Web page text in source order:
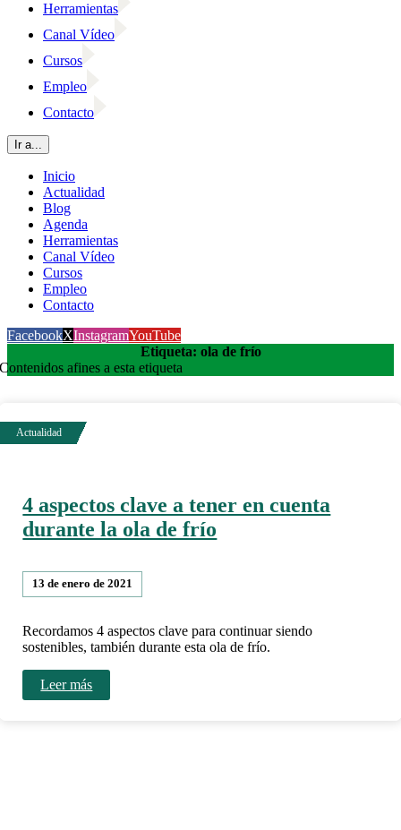
Herramientas
Canal Vídeo
Cursos
Empleo
Contacto
Ir a...
Inicio
Actualidad
Blog
Agenda
Herramientas
Canal Vídeo
Cursos
Empleo
Contacto
FacebookXInstagramYouTube
Etiqueta: ola de frío
Contenidos afines a esta etiqueta
4 aspectos clave a tener en cuenta
durante la ola de frío
13 de enero de 2021
Recordamos 4 aspectos clave para continuar siendo
sostenibles, también durante esta ola de frío.
Leer más